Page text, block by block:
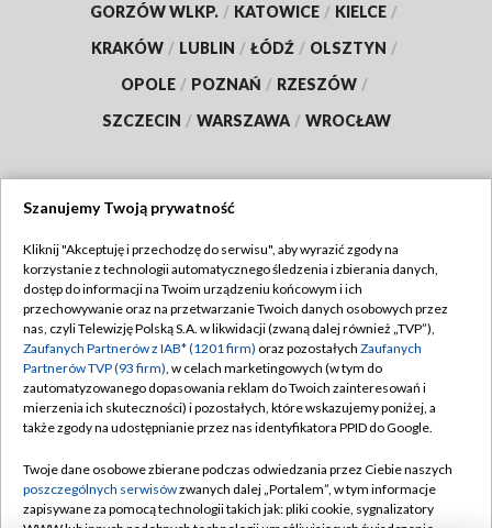
GORZÓW WLKP. / KATOWICE / KIELCE /
KRAKÓW / LUBLIN / ŁÓDŹ / OLSZTYN /
OPOLE / POZNAŃ / RZESZÓW /
SZCZECIN / WARSZAWA / WROCŁAW
TVP
Abonament TVP
Emisja w TVP
Centrum informacji TVP
Naziemna Telewizja Cyfrowa
Rada Programowa
System NOS
Regulamin TVP
Polityka prywatności
Moje zgody
Pomoc
Kontakt
Szanujemy Twoją prywatność
Kliknij "Akceptuję i przechodzę do serwisu", aby wyrazić zgody na
korzystanie z technologii automatycznego śledzenia i zbierania danych,
dostęp do informacji na Twoim urządzeniu końcowym i ich
przechowywanie oraz na przetwarzanie Twoich danych osobowych przez
nas, czyli Telewizję Polską S.A. w likwidacji (zwaną dalej również „TVP”),
Zaufanych Partnerów z IAB* (1201 firm) oraz pozostałych Zaufanych
Partnerów TVP (93 firm), w celach marketingowych (w tym do
zautomatyzowanego dopasowania reklam do Twoich zainteresowań i
mierzenia ich skuteczności) i pozostałych, które wskazujemy poniżej, a
także zgody na udostępnianie przez nas identyfikatora PPID do Google.
Twoje dane osobowe zbierane podczas odwiedzania przez Ciebie naszych
poszczególnych serwisówzwanych dalej „Portalem”, w tym informacje
zapisywane za pomocą technologii takich jak: pliki cookie, sygnalizatory